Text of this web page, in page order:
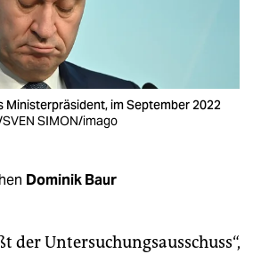
Ministerpräsident, im September 2022
SIMON/imago
Dominik Baur
der Untersuchungsausschuss“,